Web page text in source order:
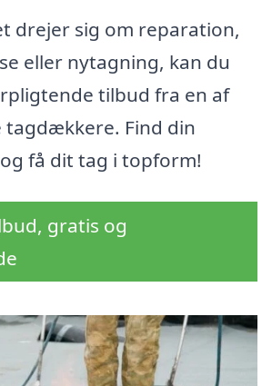
drejer sig om reparation,
eller nytagning, kan du
tilbud fra en af
tagdækkere. Find din
få dit tag i topform!
gratis og